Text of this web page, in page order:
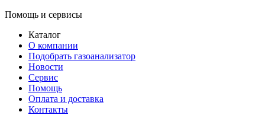
Помощь и сервисы
Каталог
О компании
Подобрать газоанализатор
Новости
Сервис
Помощь
Оплата и доставка
Контакты